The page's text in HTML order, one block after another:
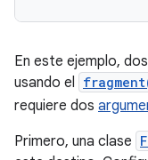
En este ejemplo,
usando el
requiere dos
Primero, una clase